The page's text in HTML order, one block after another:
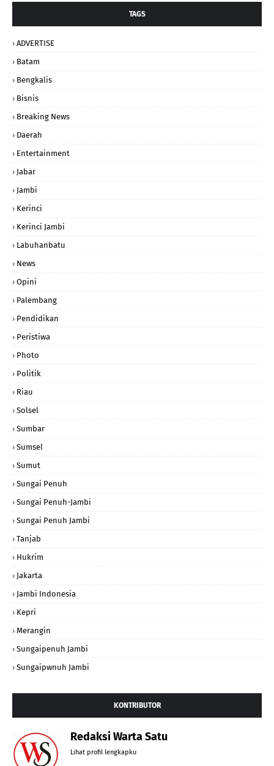
TAGS
ADVERTISE
Batam
Bengkalis
Bisnis
Breaking News
Daerah
Entertainment
Jabar
Jambi
Kerinci
Kerinci Jambi
Labuhanbatu
News
Opini
Palembang
Pendidikan
Peristiwa
Photo
Politik
Riau
Solsel
Sumbar
Sumsel
Sumut
Sungai Penuh
Sungai Penuh-Jambi
Sungai Penuh Jambi
Tanjab
Hukrim
Jakarta
Jambi Indonesia
Kepri
Merangin
Sungaipenuh Jambi
Sungaipwnuh Jambi
KONTRIBUTOR
Redaksi Warta Satu
Lihat profil lengkapku